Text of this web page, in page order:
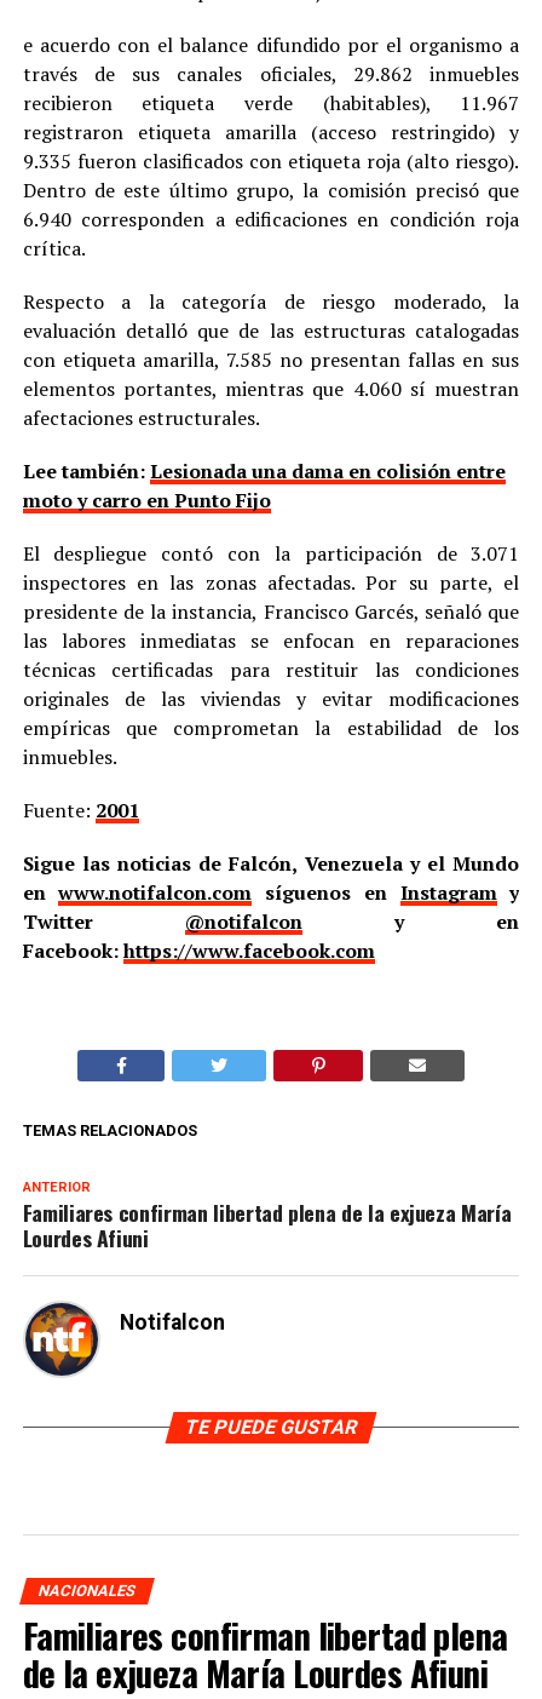
e acuerdo con el balance difundido por el organismo a
través de sus canales oficiales, 29.862 inmuebles
recibieron etiqueta verde (habitables), 11.967
registraron etiqueta amarilla (acceso restringido) y
9.335 fueron clasificados con etiqueta roja (alto riesgo).
Dentro de este último grupo, la comisión precisó que
6.940 corresponden a edificaciones en condición roja
crítica.
Respecto a la categoría de riesgo moderado, la
evaluación detalló que de las estructuras catalogadas
con etiqueta amarilla, 7.585 no presentan fallas en sus
elementos portantes, mientras que 4.060 sí muestran
afectaciones estructurales.
Lee también:Lesionada una dama en colisión entre
moto y carro en Punto Fijo
El despliegue contó con la participación de 3.071
inspectores en las zonas afectadas. Por su parte, el
presidente de la instancia, Francisco Garcés, señaló que
las labores inmediatas se enfocan en reparaciones
técnicas certificadas para restituir las condiciones
originales de las viviendas y evitar modificaciones
empíricas que comprometan la estabilidad de los
inmuebles.
Fuente: 2001
Sigue las noticias de Falcón, Venezuela y el Mundo
enwww.notifalcon.com síguenos en Instagramy
Twitter @notifalcony en
Facebook:https://www.facebook.com
TEMAS RELACIONADOS
ANTERIOR
Familiares confirman libertad plena de la exjueza María
Lourdes Afiuni
Notifalcon
TE PUEDE GUSTAR
NACIONALES
Familiares confirman libertad plena
de la exjueza María Lourdes Afiuni